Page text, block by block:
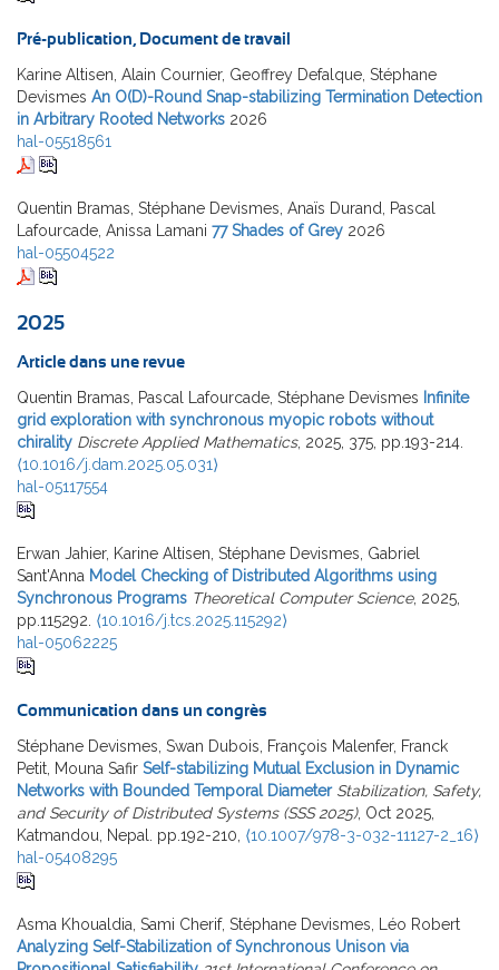
Pré-publication, Document de travail
Karine Altisen, Alain Cournier, Geoffrey Defalque, Stéphane
Devismes An O(D)-Round Snap-stabilizing Termination Detection
in Arbitrary Rooted Networks 2026
hal-05518561
Quentin Bramas, Stéphane Devismes, Anaïs Durand, Pascal
Lafourcade, Anissa Lamani 77 Shades of Grey 2026
hal-05504522
2025
Article dans une revue
Quentin Bramas, Pascal Lafourcade, Stéphane Devismes Infinite
grid exploration with synchronous myopic robots without
chirality Discrete Applied Mathematics, 2025, 375, pp.193-214.
⟨10.1016/j.dam.2025.05.031⟩
hal-05117554
Erwan Jahier, Karine Altisen, Stéphane Devismes, Gabriel
Sant'Anna Model Checking of Distributed Algorithms using
Synchronous Programs Theoretical Computer Science, 2025,
pp.115292. ⟨10.1016/j.tcs.2025.115292⟩
hal-05062225
Communication dans un congrès
Stéphane Devismes, Swan Dubois, François Malenfer, Franck
Petit, Mouna Safir Self-stabilizing Mutual Exclusion in Dynamic
Networks with Bounded Temporal Diameter Stabilization, Safety,
and Security of Distributed Systems (SSS 2025), Oct 2025,
Katmandou, Nepal. pp.192-210, ⟨10.1007/978-3-032-11127-2_16⟩
hal-05408295
Asma Khoualdia, Sami Cherif, Stéphane Devismes, Léo Robert
Analyzing Self-Stabilization of Synchronous Unison via